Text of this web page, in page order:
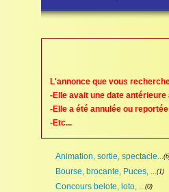
L'annonce que vous
-Elle avait une date antérieure
-Elle a été annulée ou reportée
-Etc...
Animation, sortie, spectacle...
Bourse, brocante, Puces, ...(1)
Concours belote, loto, ...(0)